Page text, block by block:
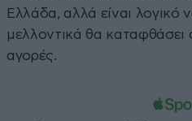
Ελλάδα, αλλά είναι
μελλοντικά θα καταφθάσει
αγορές.